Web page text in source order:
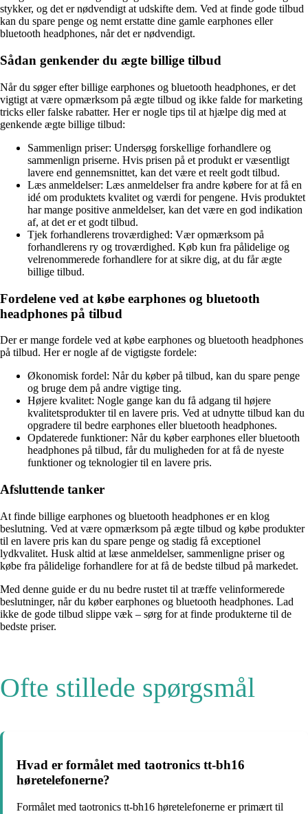
stykker, og det er nødvendigt at udskifte dem. Ved at finde gode tilbud
kan du spare penge og nemt erstatte dine gamle earphones eller
bluetooth headphones, når det er nødvendigt.
Sådan genkender du ægte billige tilbud
Når du søger efter billige earphones og bluetooth headphones, er det
vigtigt at være opmærksom på ægte tilbud og ikke falde for marketing
tricks eller falske rabatter. Her er nogle tips til at hjælpe dig med at
genkende ægte billige tilbud:
Sammenlign priser: Undersøg forskellige forhandlere og
sammenlign priserne. Hvis prisen på et produkt er væsentligt
lavere end gennemsnittet, kan det være et reelt godt tilbud.
Læs anmeldelser: Læs anmeldelser fra andre købere for at få en
idé om produktets kvalitet og værdi for pengene. Hvis produktet
har mange positive anmeldelser, kan det være en god indikation
af, at det er et godt tilbud.
Tjek forhandlerens troværdighed: Vær opmærksom på
forhandlerens ry og troværdighed. Køb kun fra pålidelige og
velrenommerede forhandlere for at sikre dig, at du får ægte
billige tilbud.
Fordelene ved at købe earphones og bluetooth
headphones på tilbud
Der er mange fordele ved at købe earphones og bluetooth headphones
på tilbud. Her er nogle af de vigtigste fordele:
Økonomisk fordel: Når du køber på tilbud, kan du spare penge
og bruge dem på andre vigtige ting.
Højere kvalitet: Nogle gange kan du få adgang til højere
kvalitetsprodukter til en lavere pris. Ved at udnytte tilbud kan du
opgradere til bedre earphones eller bluetooth headphones.
Opdaterede funktioner: Når du køber earphones eller bluetooth
headphones på tilbud, får du muligheden for at få de nyeste
funktioner og teknologier til en lavere pris.
Afsluttende tanker
At finde billige earphones og bluetooth headphones er en klog
beslutning. Ved at være opmærksom på ægte tilbud og købe produkter
til en lavere pris kan du spare penge og stadig få exceptionel
lydkvalitet. Husk altid at læse anmeldelser, sammenligne priser og
købe fra pålidelige forhandlere for at få de bedste tilbud på markedet.
Med denne guide er du nu bedre rustet til at træffe velinformerede
beslutninger, når du køber earphones og bluetooth headphones. Lad
ikke de gode tilbud slippe væk – sørg for at finde produkterne til de
bedste priser.
Ofte stillede spørgsmål
Hvad er formålet med taotronics tt-bh16
høretelefonerne?
Formålet med taotronics tt-bh16 høretelefonerne er primært til